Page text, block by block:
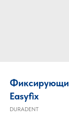
Easyfix
DURADENT